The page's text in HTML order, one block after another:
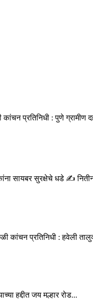
प्रतिनिधी : पुणे ग्रामीण
सायबर सुरक्षेचे धडे ✍️
कांचन प्रतिनिधी : हवेली
हद्दीत जय मल्हार रोड...